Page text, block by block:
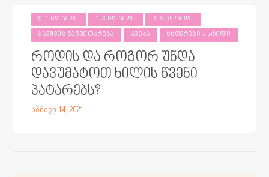
0-1 ᲬᲚᲐᲛᲓᲔ 1-3 ᲬᲚᲐᲛᲓᲔ
3-6 ᲬᲚᲐᲛᲓᲔ
ᲑᲐᲕᲨᲕᲘᲡ ᲒᲐᲜᲕᲘᲗᲐᲠᲔᲑᲐ
ᲙᲕᲔᲑᲐ ᲪᲮᲝᲕᲠᲔᲑᲘᲡ ᲡᲢᲘᲚᲘ
როდის და როგორ უნდა
დავუმატოთ ხილის წვენი
პატარებს?
აპრილი 14, 2021